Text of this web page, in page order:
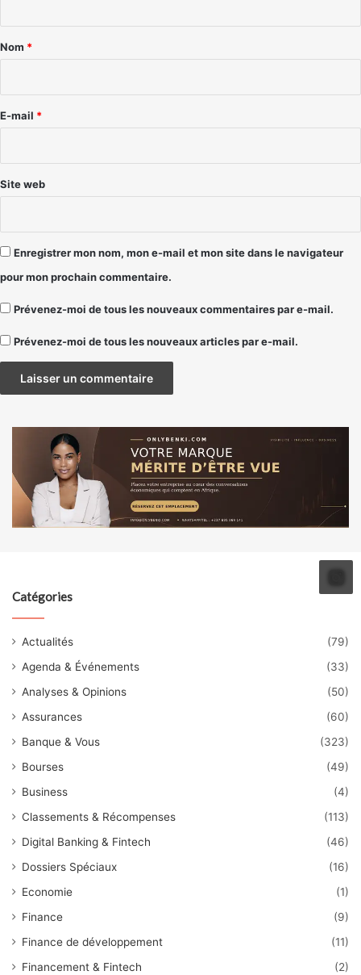
a
e
Nom *
E-mail *
Site web
Enregistrer mon nom, mon e-mail et mon site dans le navigateur
pour mon prochain commentaire.
Prévenez-moi de tous les nouveaux commentaires par e-mail.
Prévenez-moi de tous les nouveaux articles par e-mail.
Catégories
Actualités
(79)
Agenda & Événements
(33)
Analyses & Opinions
(50)
Assurances
(60)
Banque & Vous
(323)
Bourses
(49)
Business
(4)
Classements & Récompenses
(113)
Digital Banking & Fintech
(46)
Dossiers Spéciaux
(16)
Economie
(1)
Finance
(9)
Finance de développement
(11)
Financement & Fintech
(2)